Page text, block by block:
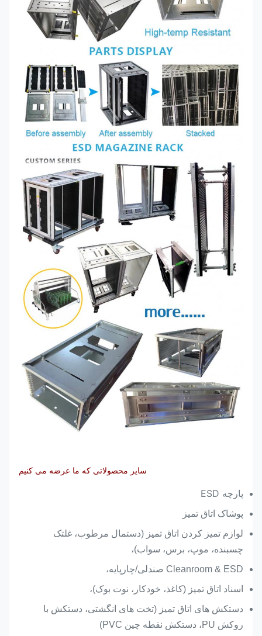
سایر محصولاتی که ما عرضه می کنیم
پارچه ESD
پوشاک اتاق تمیز
لوازم تمیز کردن اتاق تمیز (دستمال مرطوب، غلتک
چسبنده، موپ، برس، سواب)،
Cleanroom & ESD صندلی/چارپایه،
اسناد اتاق تمیز (کاغذ، خودکار، نوت بوک)،
دستکش های اتاق تمیز (تخت های انگشتی، دستکش با
روکش PU، دستکش نقطه چین PVC)